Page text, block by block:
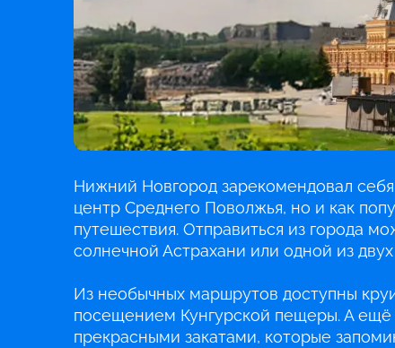
Нижний Новгород зарекомендовал
центр Среднего Поволжья, но и как
путешествия. Отправиться из города
солнечной Астрахани или одной из
Из необычных маршрутов доступны
посещением Кунгурской пещеры. А ещё
прекрасными закатами, которые